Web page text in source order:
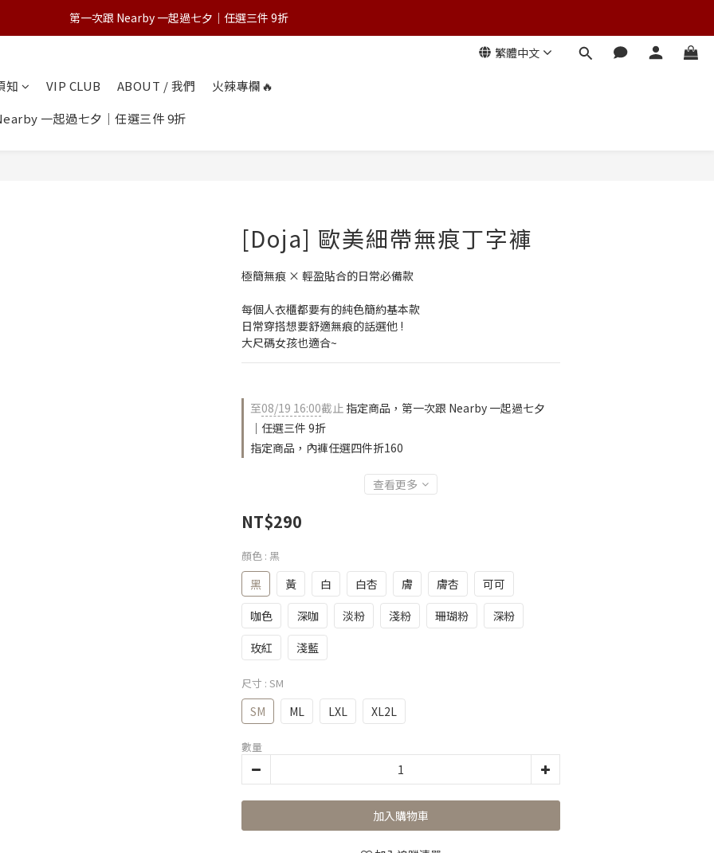
💌 Nearby收藏家｜任選三件 9折 五件 88折
第一次跟 Nearby 一起過七夕｜任選三件 9折
💌 Nearby收藏家｜任選三件 9折 五件 88折
繁體中文
知 VIP CLUB ABOUT / 我們
火辣專欄🔥
一起過七夕｜任選三件 9折
[Doja] 歐美細帶無痕丁字褲
極簡無痕 × 輕盈貼合的日常必備款
每個人衣櫃都要有的純色簡約基本款
日常穿搭想要舒適無痕的話選他 !
大尺碼女孩也適合~
至08/19 16:00截止 指定商品，第一次跟 Nearby 一起過七夕
｜任選三件 9折
指定商品，內褲任選四件折160
查看更多
NT$290
顏色 : 黑
黑 黃 白 白杏 膚 膚杏
可可
咖色
深咖 淡粉 淺粉 珊瑚粉
深粉
玫紅
淺藍
尺寸 : SM
SM ML LXL XL2L
數量
加入購物車